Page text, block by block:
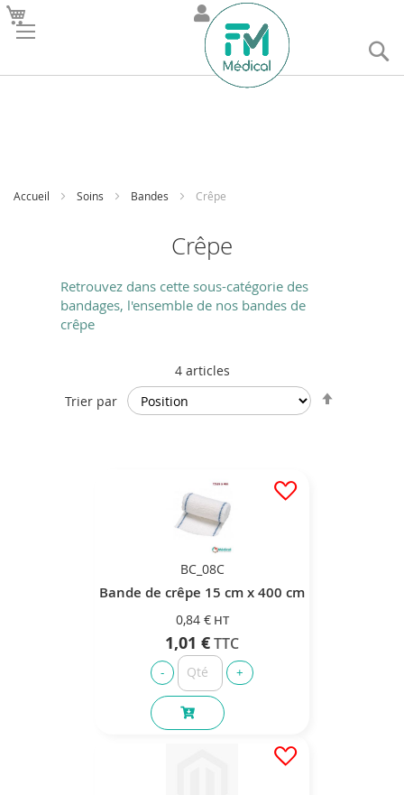
Accueil Soins Bandes Crêpe
Crêpe
Retrouvez dans cette sous-catégorie des
bandages, l'ensemble de nos bandes de
crêpe
4articles
Trier par
BC_08C
Bande de crêpe 15 cm x 400 cm
0,84 €
1,01 €